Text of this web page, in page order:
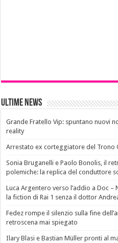
Ultime News
Grande Fratello Vip: spuntano nuovi
reality
Arrestato ex corteggiatore del Trono
Sonia Bruganelli e Paolo Bonolis, il
polemiche: la replica del conduttore
Luca Argentero verso l’addio a Doc
la fiction di Rai 1 senza il dottor
Fedez rompe il silenzio sulla fine
retroscena mai spiegato
Ilary Blasi e Bastian Müller pronti al